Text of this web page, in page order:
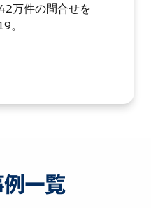
万件の問合せを
。
一覧